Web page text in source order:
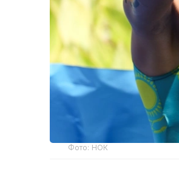
Фото: НОК